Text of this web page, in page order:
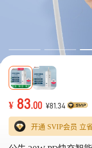
¥ 83.00 ¥81.34
开通 SVIP会员 立